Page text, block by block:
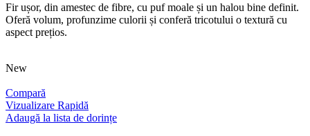
Fir ușor, din amestec de fibre, cu puf moale și un halou bine definit.
Oferă volum, profunzime culorii și conferă tricotului o textură cu
aspect prețios.
New
Compară
Vizualizare Rapidă
Adaugă la lista de dorințe